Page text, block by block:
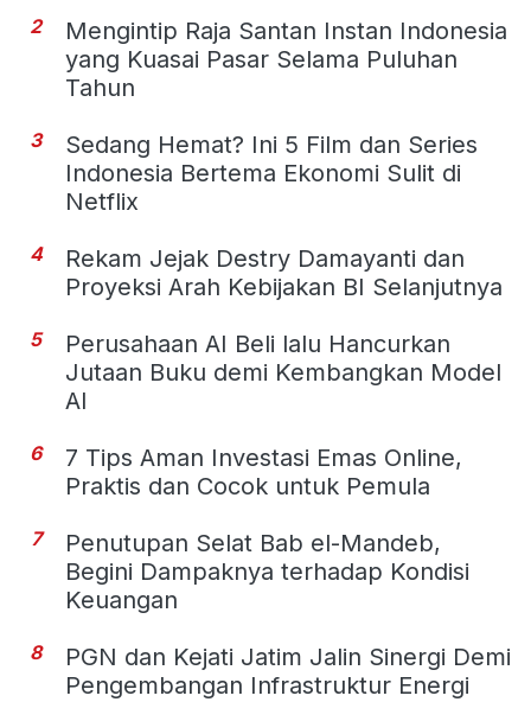
2
Mengintip Raja Santan Instan Indonesia
yang Kuasai Pasar Selama Puluhan
Tahun
3
Sedang Hemat? Ini 5 Film dan Series
Indonesia Bertema Ekonomi Sulit di
Netflix
4
Rekam Jejak Destry Damayanti dan
Proyeksi Arah Kebijakan BI Selanjutnya
5
Perusahaan AI Beli lalu Hancurkan
Jutaan Buku demi Kembangkan Model
AI
6
7 Tips Aman Investasi Emas Online,
Praktis dan Cocok untuk Pemula
7
Penutupan Selat Bab el-Mandeb,
Begini Dampaknya terhadap Kondisi
Keuangan
8
PGN dan Kejati Jatim Jalin Sinergi Demi
Pengembangan Infrastruktur Energi